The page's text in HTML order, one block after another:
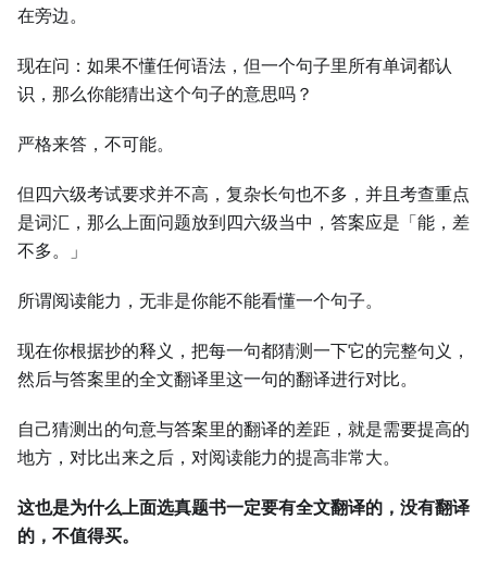
在旁边。
现在问：如果不懂任何语法，但一个句子里所有单词都认
识，那么你能猜出这个句子的意思吗？
严格来答，不可能。
但四六级考试要求并不高，复杂长句也不多，并且考查重点
是词汇，那么上面问题放到四六级当中，答案应是「能，差
不多。」
所谓阅读能力，无非是你能不能看懂一个句子。
现在你根据抄的释义，把每一句都猜测一下它的完整句义，
然后与答案里的全文翻译里这一句的翻译进行对比。
自己猜测出的句意与答案里的翻译的差距，就是需要提高的
地方，对比出来之后，对阅读能力的提高非常大。
这也是为什么上面选真题书一定要有全文翻译的，没有翻译
的，不值得买。